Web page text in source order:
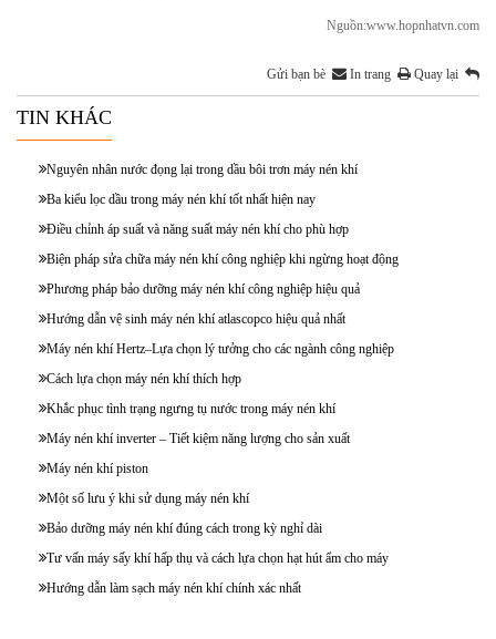
Nguồn:www.hopnhatvn.com
Gửi bạn bè In trang Quay lại
TIN KHÁC
Nguyên nhân nước đọng lại trong dầu bôi trơn máy nén khí
Ba kiểu lọc dầu trong máy nén khí tốt nhất hiện nay
Điều chỉnh áp suất và năng suất máy nén khí cho phù hợp
Biện pháp sửa chữa máy nén khí công nghiệp khi ngừng hoạt động
Phương pháp bảo dưỡng máy nén khí công nghiệp hiệu quả
Hướng dẫn vệ sinh máy nén khí atlascopco hiệu quả nhất
Máy nén khí Hertz–Lựa chọn lý tưởng cho các ngành công nghiệp
Cách lựa chọn máy nén khí thích hợp
Khắc phục tình trạng ngưng tụ nước trong máy nén khí
Máy nén khí inverter – Tiết kiệm năng lượng cho sản xuất
Máy nén khí piston
Một số lưu ý khi sử dụng máy nén khí
Bảo dưỡng máy nén khí đúng cách trong kỳ nghỉ dài
Tư vấn máy sấy khí hấp thụ và cách lựa chọn hạt hút ẩm cho máy
Hướng dẫn làm sạch máy nén khí chính xác nhất